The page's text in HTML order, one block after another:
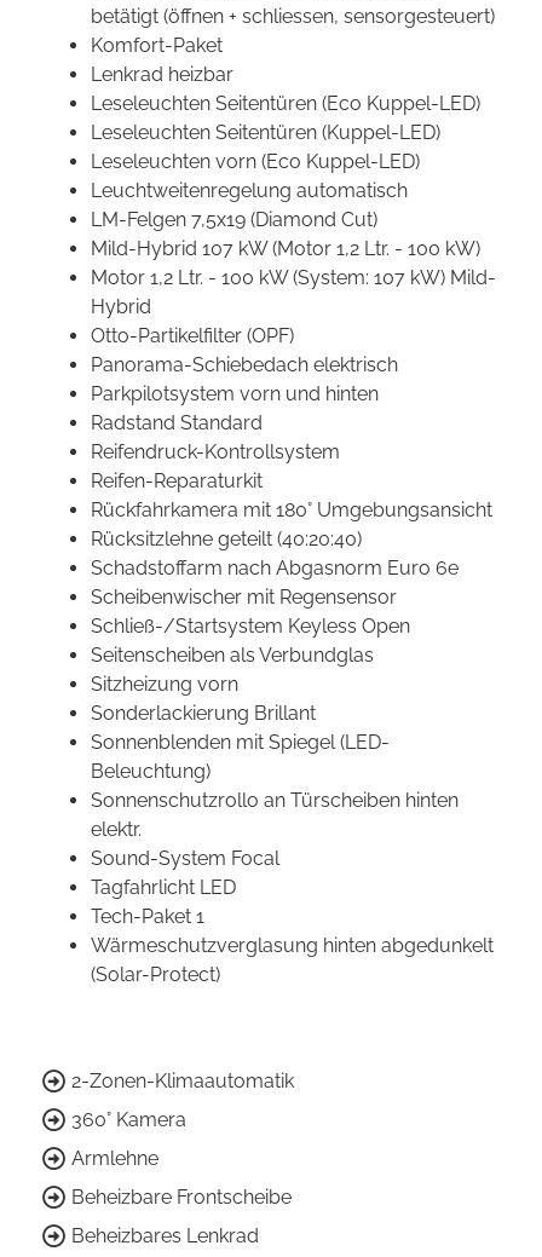
betätigt (öffnen + schliessen, sensorgesteuert)
Komfort-Paket
Lenkrad heizbar
Leseleuchten Seitentüren (Eco Kuppel-LED)
Leseleuchten Seitentüren (Kuppel-LED)
Leseleuchten vorn (Eco Kuppel-LED)
Leuchtweitenregelung automatisch
LM-Felgen 7,5x19 (Diamond Cut)
Mild-Hybrid 107 kW (Motor 1,2 Ltr. - 100 kW)
Motor 1,2 Ltr. - 100 kW (System: 107 kW) Mild-
Hybrid
Otto-Partikelfilter (OPF)
Panorama-Schiebedach elektrisch
Parkpilotsystem vorn und hinten
Radstand Standard
Reifendruck-Kontrollsystem
Reifen-Reparaturkit
Rückfahrkamera mit 180° Umgebungsansicht
Rücksitzlehne geteilt (40:20:40)
Schadstoffarm nach Abgasnorm Euro 6e
Scheibenwischer mit Regensensor
Schließ-/Startsystem Keyless Open
Seitenscheiben als Verbundglas
Sitzheizung vorn
Sonderlackierung Brillant
Sonnenblenden mit Spiegel (LED-
Beleuchtung)
Sonnenschutzrollo an Türscheiben hinten
elektr.
Sound-System Focal
Tagfahrlicht LED
Tech-Paket 1
Wärmeschutzverglasung hinten abgedunkelt
(Solar-Protect)
2-Zonen-Klimaautomatik
360° Kamera
Armlehne
Beheizbare Frontscheibe
Beheizbares Lenkrad